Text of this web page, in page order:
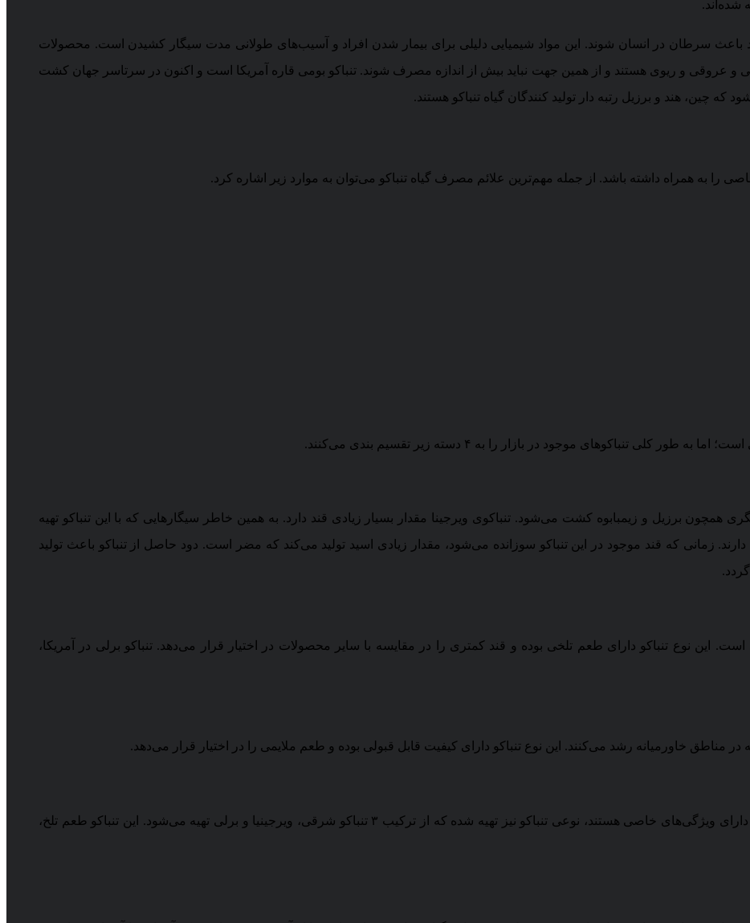
شیمیایی مضر، حداقل ۶۰ ماده می‌توانند باعث سرطان در انسان شوند. این مواد شیمیایی دلیلی برای بیمار شدن افراد و آسیب‌های طولانی مدت سیگار کشیدن است. محصولات
و عروقی و ریوی هستند و از همین جهت نباید بیش از اندازه مصرف شوند. تنباکو بومی قاره آمریکا است و اکنون در سرتاسر جهان کشت
را به همراه داشته باشد. از جمله مهم‌ترین علائم مصرف گیاه تنباکو می‌توان به موارد زیر اشاره کرد.
تنباکوهای موجود در بازار را به ۴ دسته زیر تقسیم بندی می‌کنند.
همچون برزیل و زیمبابوه کشت می‌شود. تنباکوی ویرجینا مقدار بسیار زیادی قند دارد. به همین خاطر سیگارهایی که با این تنباکو تهیه
زمانی که قند موجود در این تنباکو سوزانده می‌شود، مقدار زیادی اسید تولید می‌کند که مضر است. دود حاصل از تنباکو باعث تولید
است. این نوع تنباکو دارای طعم تلخی بوده و قند کمتری را در مقایسه با سایر محصولات در اختیار قرار می‌دهد. تنباکو برلی در آمریکا،
مناطق خاورمیانه رشد می‌کنند. این نوع تنباکو دارای کیفیت قابل قبولی بوده و طعم ملایمی را در اختیار قرار می‌دهد.
با توجه به اینکه هر یک از انواع تنباکوهای موجود در بازار دارای ویژگی‌های خاصی هستند، نوعی تنباکو نیز تهیه شده که از ترکیب ۳ تنباکو شرقی، ویرجینیا و برلی تهیه می‌شود. این تنباکو طعم تلخ،